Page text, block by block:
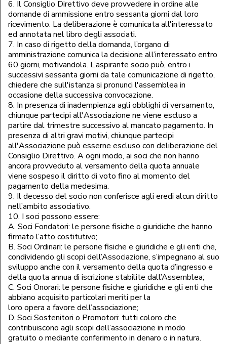
6. Il Consiglio Direttivo deve provvedere in ordine alle
domande di ammissione entro sessanta giorni dal loro
ricevimento. La deliberazione è comunicata all'interessato
ed annotata nel libro degli associati.
7. In caso di rigetto della domanda, l’organo di
amministrazione comunica la decisione all’interessato entro
60 giorni, motivandola. L’aspirante socio può, entro i
successivi sessanta giorni da tale comunicazione di rigetto,
chiedere che sull'istanza si pronunci l'assemblea in
occasione della successiva convocazione.
8. In presenza di inadempienza agli obblighi di versamento,
chiunque partecipi all'Associazione ne viene escluso a
partire dal trimestre successivo al mancato pagamento. In
presenza di altri gravi motivi, chiunque partecipi
all'Associazione può esserne escluso con deliberazione del
Consiglio Direttivo. A ogni modo, ai soci che non hanno
ancora provveduto al versamento della quota annuale
viene sospeso il diritto di voto fino al momento del
pagamento della medesima.
9. Il decesso del socio non conferisce agli eredi alcun diritto
nell’ambito associativo.
10. I soci possono essere:
A. Soci Fondatori: le persone fisiche o giuridiche che hanno
firmato l’atto costitutivo;
B. Soci Ordinari: le persone fisiche e giuridiche e gli enti che,
condividendo gli scopi dell’Associazione, s’impegnano al suo
sviluppo anche con il versamento della quota d’ingresso e
della quota annua di iscrizione stabilite dall’Assemblea;
C. Soci Onorari: le persone fisiche e giuridiche e gli enti che
abbiano acquisito particolari meriti per la
loro opera a favore dell’associazione;
D. Soci Sostenitori o Promotori: tutti coloro che
contribuiscono agli scopi dell’associazione in modo
gratuito o mediante conferimento in denaro o in natura.